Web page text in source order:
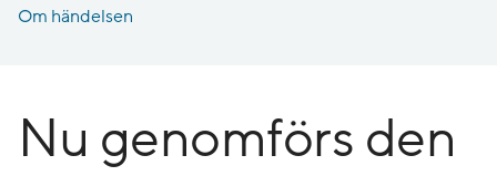
Om händelsen
Nu genomförs den